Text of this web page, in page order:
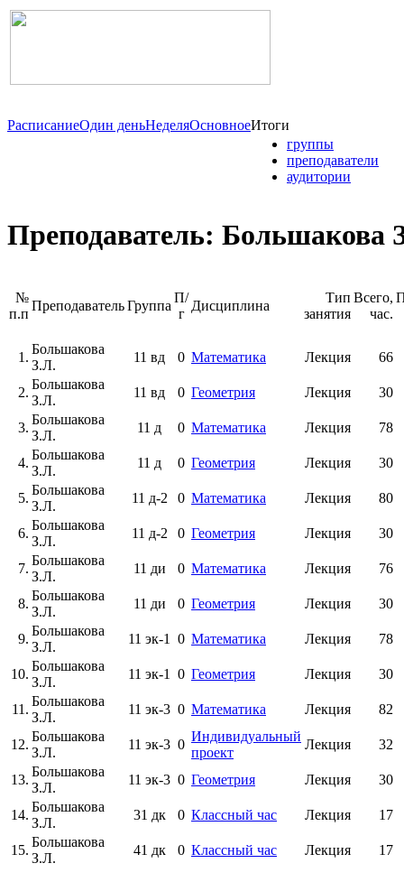
РасписаниеОдин деньНеделяОсновноеИтоги
группы
преподаватели
аудитории
Преподаватель: Большакова
№
п.п
ПреподавательГруппа
П/
г
Дисциплина
Тип
занятия
Всего,
час.
1.
Большакова
З.Л.
11 вд 0 Математика Лекция 66
2.
Большакова
З.Л.
11 вд 0 Геометрия Лекция 30
3.
Большакова
З.Л.
11 д 0 Математика Лекция 78
4.
Большакова
З.Л.
11 д 0 Геометрия Лекция 30
5.
Большакова
З.Л.
11 д-2 0 Математика Лекция 80
6.
Большакова
З.Л.
11 д-2 0 Геометрия Лекция 30
7.
Большакова
З.Л.
11 ди 0 Математика Лекция 76
8.
Большакова
З.Л.
11 ди 0 Геометрия Лекция 30
9.
Большакова
З.Л.
11 эк-1 0 Математика Лекция 78
10.
Большакова
З.Л.
11 эк-1 0 Геометрия Лекция 30
11.
Большакова
З.Л.
11 эк-3 0 Математика Лекция 82
12.
Большакова
З.Л.
11 эк-3 0
Индивидуальный
проект
Лекция 32
13.
Большакова
З.Л.
11 эк-3 0 Геометрия Лекция 30
14.
Большакова
З.Л.
31 дк 0 Классный час Лекция 17
15.
Большакова
З.Л.
41 дк 0 Классный час Лекция 17